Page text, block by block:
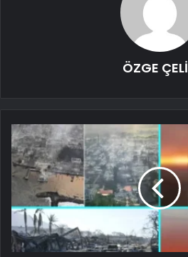
ÖZGE